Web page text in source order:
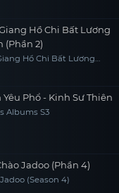
Hồ Chi Bất Lương
(Phần 2)
Hồ Chi Bất Lương
Yêu Phổ - Kinh Sư Thiên
Albums S3
Jadoo (Phần 4)
(Season 4)